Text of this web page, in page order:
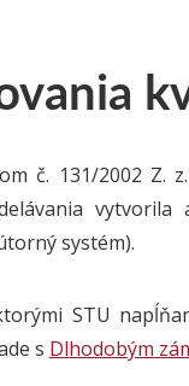
č. 131/2002 Z.
systém).
STU
s Dlhodobým